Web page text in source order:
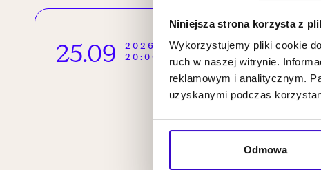
Niniejsza strona korzysta z
Wykorzystujemy pliki cookie
ruch w naszej witrynie.
reklamowym i analitycznym.
uzyskanymi podczas
Odmowa
25.09
2026
20:00